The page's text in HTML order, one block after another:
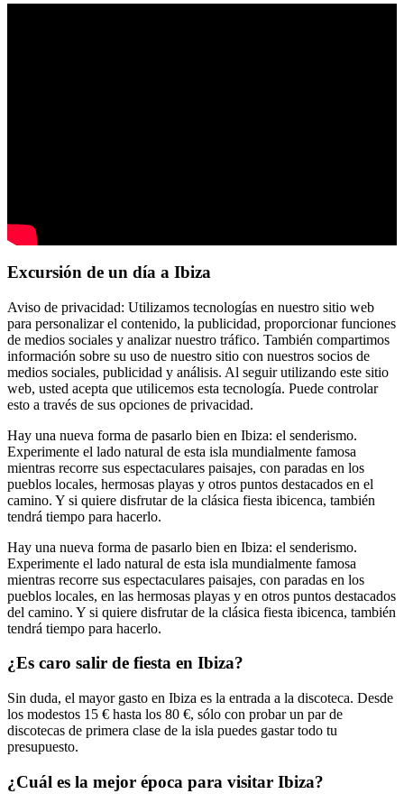
Excursión de un día a Ibiza
Aviso de privacidad: Utilizamos tecnologías en nuestro sitio web
para personalizar el contenido, la publicidad, proporcionar funciones
de medios sociales y analizar nuestro tráfico. También compartimos
información sobre su uso de nuestro sitio con nuestros socios de
medios sociales, publicidad y análisis. Al seguir utilizando este sitio
web, usted acepta que utilicemos esta tecnología. Puede controlar
esto a través de sus opciones de privacidad.
Hay una nueva forma de pasarlo bien en Ibiza: el senderismo.
Experimente el lado natural de esta isla mundialmente famosa
mientras recorre sus espectaculares paisajes, con paradas en los
pueblos locales, hermosas playas y otros puntos destacados en el
camino. Y si quiere disfrutar de la clásica fiesta ibicenca, también
tendrá tiempo para hacerlo.
Hay una nueva forma de pasarlo bien en Ibiza: el senderismo.
Experimente el lado natural de esta isla mundialmente famosa
mientras recorre sus espectaculares paisajes, con paradas en los
pueblos locales, en las hermosas playas y en otros puntos destacados
del camino. Y si quiere disfrutar de la clásica fiesta ibicenca, también
tendrá tiempo para hacerlo.
¿Es caro salir de fiesta en Ibiza?
Sin duda, el mayor gasto en Ibiza es la entrada a la discoteca. Desde
los modestos 15 € hasta los 80 €, sólo con probar un par de
discotecas de primera clase de la isla puedes gastar todo tu
presupuesto.
¿Cuál es la mejor época para visitar Ibiza?